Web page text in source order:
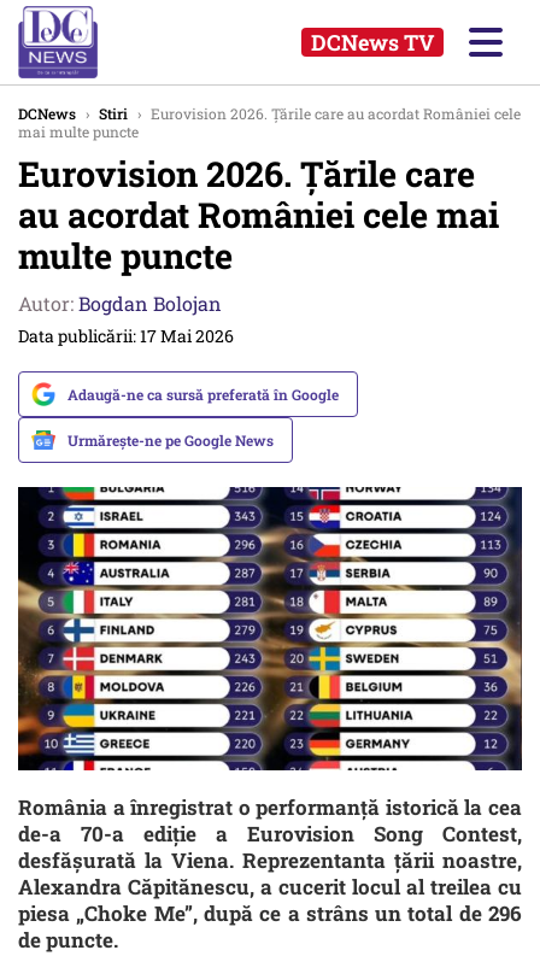
DCNews TV
DCNews › Stiri › Eurovision 2026. Țările care au acordat României cele
mai multe puncte
Eurovision 2026. Țările care
au acordat României cele mai
multe puncte
Autor:Bogdan Bolojan
Data publicării: 17 Mai 2026
Adaugă-ne ca sursă preferată în Google
Urmărește-ne pe Google News
România a înregistrat o performanță istorică la cea
de-a 70-a ediție a Eurovision Song Contest,
desfășurată la Viena. Reprezentanta țării noastre,
Alexandra Căpitănescu, a cucerit locul al treilea cu
piesa „Choke Me”, după ce a strâns un total de 296
de puncte.